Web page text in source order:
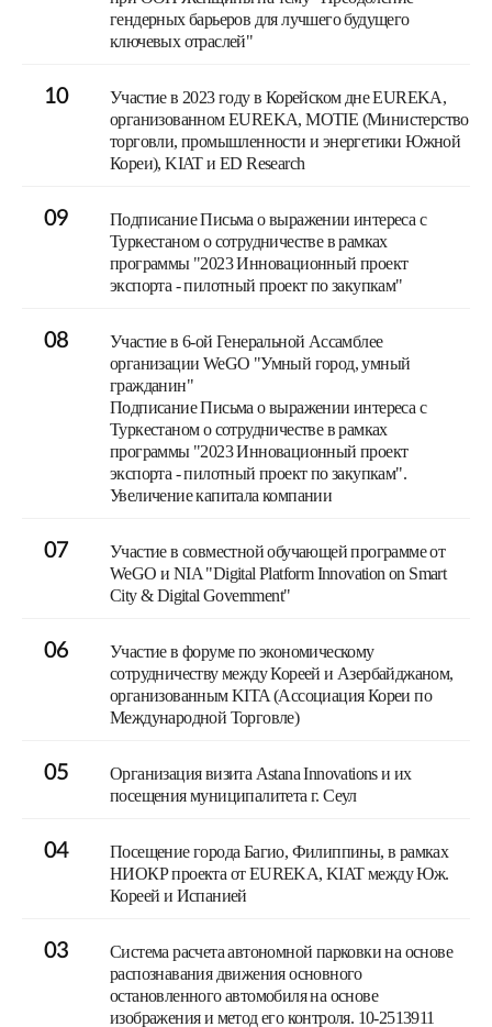
гендерных барьеров для лучшего будущего
ключевых отраслей"
10
Участие в 2023 году в Корейском дне EUREKA,
организованном EUREKA, MOTIE (Министерство
торговли, промышленности и энергетики Южной
Кореи), KIAT и ED Research
09
Подписание Письма о выражении интереса с
Туркестаном о сотрудничестве в рамках
программы "2023 Инновационный проект
экспорта - пилотный проект по закупкам"
08
Участие в 6-ой Генеральной Ассамблее
организации WeGO "Умный город, умный
гражданин"
Подписание Письма о выражении интереса с
Туркестаном о сотрудничестве в рамках
программы "2023 Инновационный проект
экспорта - пилотный проект по закупкам".
Увеличение капитала компании
07
Участие в совместной обучающей программе от
WeGO и NIA "Digital Platform Innovation on Smart
City & Digital Government"
06
Участие в форуме по экономическому
сотрудничеству между Кореей и Азербайджаном,
организованным KITA (Ассоциация Кореи по
Международной Торговле)
05
Организация визита Astana Innovations и их
посещения муниципалитета г. Сеул
04
Посещение города Багио, Филиппины, в рамках
НИОКР проекта от EUREKA, KIAT между Юж.
Кореей и Испанией
03
Система расчета автономной парковки на основе
распознавания движения основного
остановленного автомобиля на основе
изображения и метод его контроля. 10-2513911